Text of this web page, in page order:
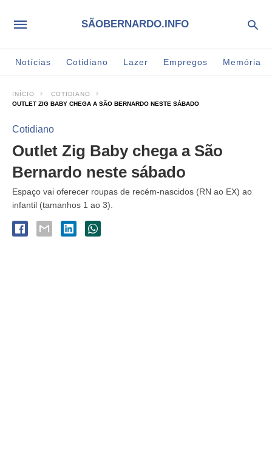
SÃOBERNARDO.INFO
Notícias Cotidiano Lazer Empregos Memória
INÍCIO
COTIDIANO
OUTLET ZIG BABY CHEGA A SÃO BERNARDO NESTE SÁBADO
Cotidiano
Outlet Zig Baby chega a São
Bernardo neste sábado
Espaço vai oferecer roupas de recém-nascidos (RN ao EX) ao
infantil (tamanhos 1 ao 3).